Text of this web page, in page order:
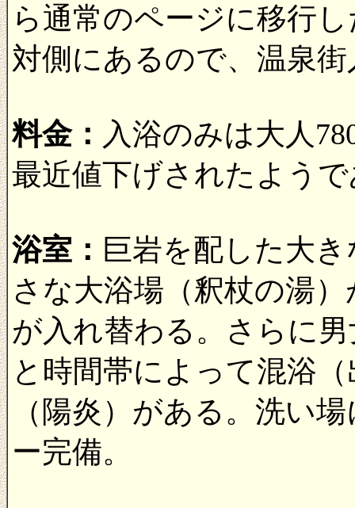
ら通常のページに移行
対側にあるので、温泉
料金： 入浴のみは大人
最近値下げされたよう
浴室： 巨岩を配した大
さな大浴場（釈杖の湯
が入れ替わる。さらに
と時間帯によって混浴
（陽炎）がある。洗い
ー完備。